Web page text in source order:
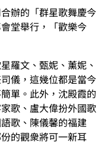
辦的「群星歌舞慶今
堂舉行，「歡樂今
羅文、甄妮、薰妮、
儀，這幾位都是當今
單。此外，沈殿霞的
歌、盧大偉扮外國歌
歌、陳儀馨的福建
的觀衆將可一新耳